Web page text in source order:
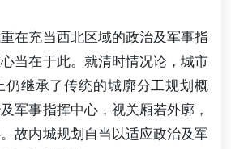
在充当西北区域的政治及军事指
当在于此。就清时情况论，城市
仍继承了传统的城廓分工规划概
军事指挥中心，视关厢若外廓，
故内城规划自当以适应政治及军